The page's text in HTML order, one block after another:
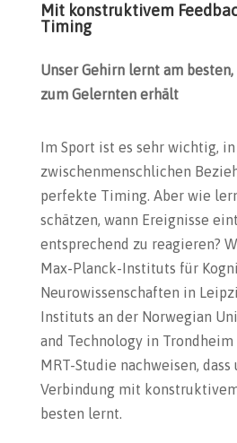
Mit konstruktivem
Timing
Unser Gehirn lernt am
zum Gelernten erhält
Im Sport ist es sehr wichtig, in
zwischenmenschlichen
perfekte Timing. Aber wie
schätzen, wann Ereignisse
entsprechend zu reagieren?
Max-Planck-Instituts für
Neurowissenschaften in
Instituts an der Norwegian
and Technology in
MRT-Studie nachweisen, dass
Verbindung mit
besten lernt.